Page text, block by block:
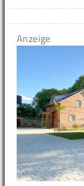
Anzeige